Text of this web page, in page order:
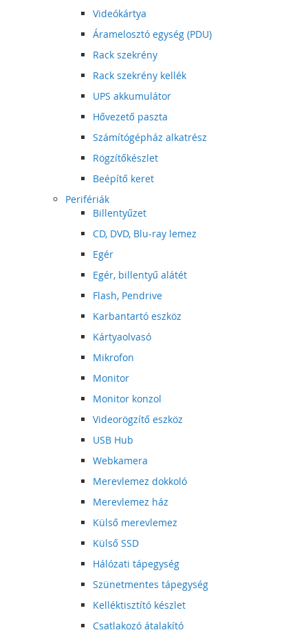
Videókártya
Áramelosztó egység (PDU)
Rack szekrény
Rack szekrény kellék
UPS akkumulátor
Hővezető paszta
Számítógépház alkatrész
Rögzítőkészlet
Beépítő keret
Perifériák
Billentyűzet
CD, DVD, Blu-ray lemez
Egér
Egér, billentyű alátét
Flash, Pendrive
Karbantartó eszköz
Kártyaolvasó
Mikrofon
Monitor
Monitor konzol
Videorögzítő eszköz
USB Hub
Webkamera
Merevlemez dokkoló
Merevlemez ház
Külső merevlemez
Külső SSD
Hálózati tápegység
Szünetmentes tápegység
Kelléktisztító készlet
Csatlakozó átalakító